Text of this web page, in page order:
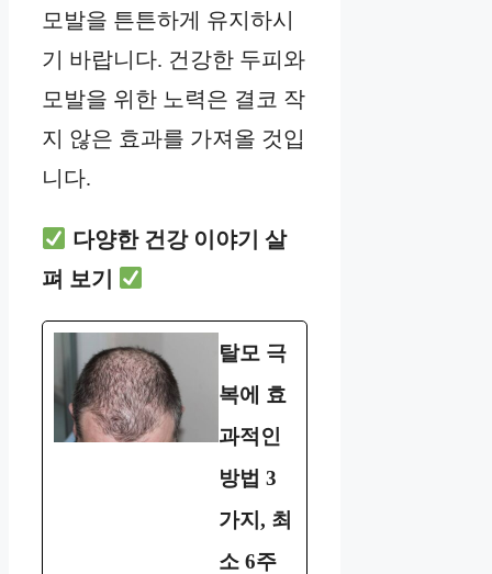
모발을 튼튼하게 유지하시
기 바랍니다. 건강한 두피와
모발을 위한 노력은 결코 작
지 않은 효과를 가져올 것입
니다.
다양한 건강 이야기 살
펴 보기
탈모 극
복에 효
과적인
방법 3
가지, 최
소 6주